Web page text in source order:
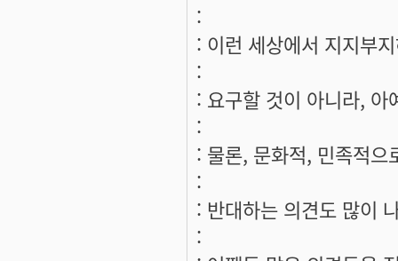
:
: 이런 세상에서 지지부
:
: 요구할 것이 아니라, 아
:
: 물론, 문화적, 민족적으
:
: 반대하는 의견도 많이
: